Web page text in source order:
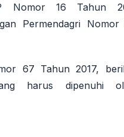
Nomor 16 Tahun
Permendagri
67 Tahun 2017,
harus dipenuhi